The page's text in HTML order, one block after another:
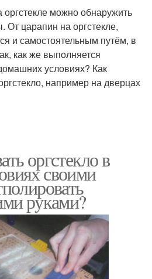
можно обнаружить
царапин на оргстекле,
и самостоятельным путём, в
как же выполняется
условиях? Как
например на дверцах
оргстекло в
своими
руками?